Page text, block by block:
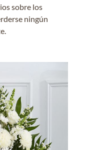
sobre los
ningún